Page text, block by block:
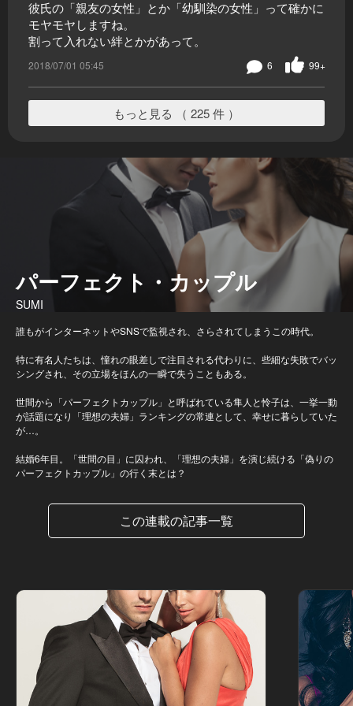
彼氏の「親友の女性」とか「幼馴染の女性」って確かに
モヤモヤしますね。
割って入れない絆とかがあって。
2018/07/01 05:45 99+
6
もっと見る （ 225 件 ）
パーフェクト・カップル
SUMI
誰もがインターネットやSNSで監視され、さらされてしまうこの時代。
特に有名人たちは、憧れの眼差しで注目される代わりに、些細な失敗でバッ
シングされ、その立場をほんの一瞬で失うこともある。
世間から「パーフェクトカップル」と呼ばれている隼人と怜子は、一挙一動
が話題になり「理想の夫婦」ランキングの常連として、幸せに暮らしていた
が…。
結婚6年目。「世間の目」に囚われ、「理想の夫婦」を演じ続ける「偽りの
パーフェクトカップル」の行く末とは？
この連載の記事一覧